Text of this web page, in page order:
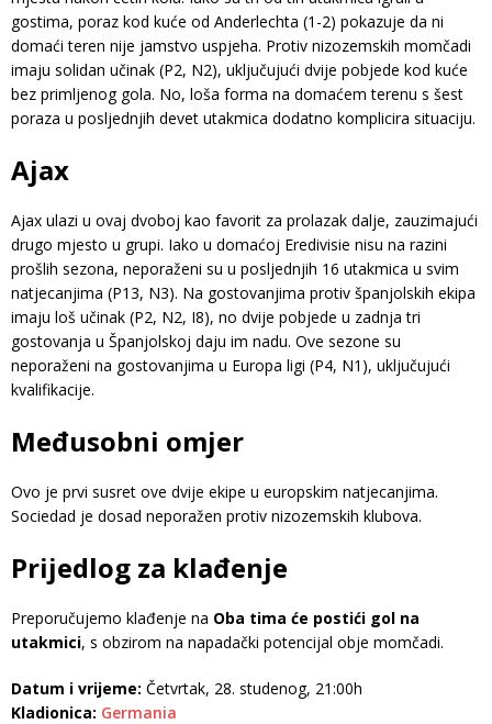
gostima, poraz kod kuće od Anderlechta (1-2) pokazuje da ni
domaći teren nije jamstvo uspjeha. Protiv nizozemskih momčadi
imaju solidan učinak (P2, N2), uključujući dvije pobjede kod kuće
bez primljenog gola. No, loša forma na domaćem terenu s šest
poraza u posljednjih devet utakmica dodatno komplicira situaciju.
Ajax
Ajax ulazi u ovaj dvoboj kao favorit za prolazak dalje, zauzimajući
drugo mjesto u grupi. Iako u domaćoj Eredivisie nisu na razini
prošlih sezona, neporaženi su u posljednjih 16 utakmica u svim
natjecanjima (P13, N3). Na gostovanjima protiv španjolskih ekipa
imaju loš učinak (P2, N2, I8), no dvije pobjede u zadnja tri
gostovanja u Španjolskoj daju im nadu. Ove sezone su
neporaženi na gostovanjima u Europa ligi (P4, N1), uključujući
kvalifikacije.
Međusobni omjer
Ovo je prvi susret ove dvije ekipe u europskim natjecanjima.
Sociedad je dosad neporažen protiv nizozemskih klubova.
Prijedlog za klađenje
Preporučujemo klađenje na Oba tima će postići gol na
utakmici, s obzirom na napadački potencijal obje momčadi.
Datum i vrijeme: Četvrtak, 28. studenog, 21:00h
Kladionica: Germania